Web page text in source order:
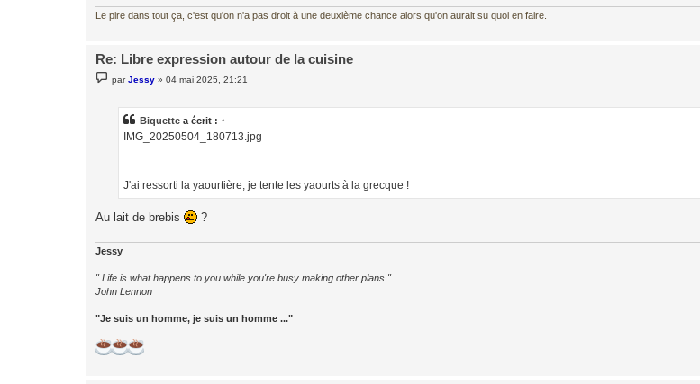
Le pire dans tout ça, c'est qu'on n'a pas droit à une deuxième chance alors qu'on aurait su quoi en faire.
Re: Libre expression autour de la cuisine
e
parJessy »04 mai 2025, 21:21
Biquette a écrit : ↑
IMG_20250504_180713.jpg
J'ai ressorti la yaourtière, je tente les yaourts à la grecque !
Au lait de brebis ?
Jessy
" Life is what happens to you while you're busy making other plans "
John Lennon
"Je suis un homme, je suis un homme ..."